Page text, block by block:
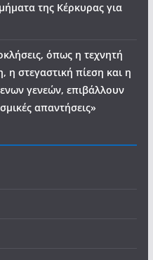
της Κέρκυρας για
όπως η τεχνητή
η στεγαστική πίεση και η
γενεών, επιβάλλουν
απαντήσεις»